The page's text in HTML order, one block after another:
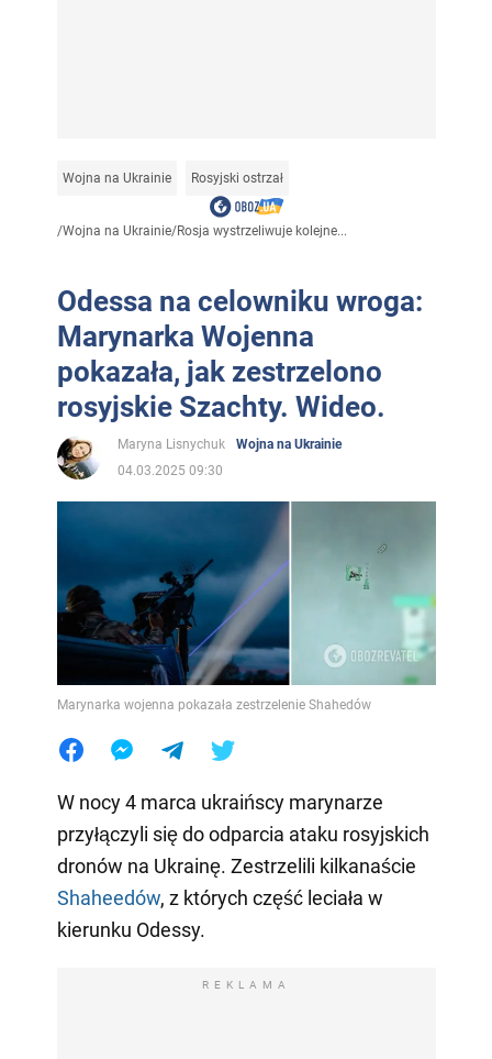
Wojna na Ukrainie Rosyjski ostrzał
/Wojna na Ukrainie/Rosja wystrzeliwuje kolejne...
Odessa na celowniku wroga:
Marynarka Wojenna
pokazała, jak zestrzelono
rosyjskie Szachty. Wideo.
Maryna Lisnychuk
Wojna na Ukrainie
04.03.2025 09:30
Marynarka wojenna pokazała zestrzelenie Shahedów
W nocy 4 marca ukraińscy marynarze
przyłączyli się do odparcia ataku rosyjskich
dronów na Ukrainę. Zestrzelili kilkanaście
Shaheedów, z których część leciała w
kierunku Odessy.
REKLAMA